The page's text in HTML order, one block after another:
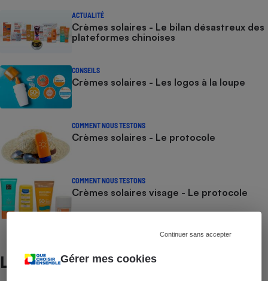
Gérer mes cookies
Continuer sans accepter
ACTUALITÉ
Crèmes solaires - Le bilan désastreux des
plateformes chinoises
CONSEILS
Crèmes solaires - Les logos à la loupe
COMMENT NOUS TESTONS
Crèmes solaires - Le protocole
COMMENT NOUS TESTONS
Crèmes solaires visage - Le protocole
Lire aussi